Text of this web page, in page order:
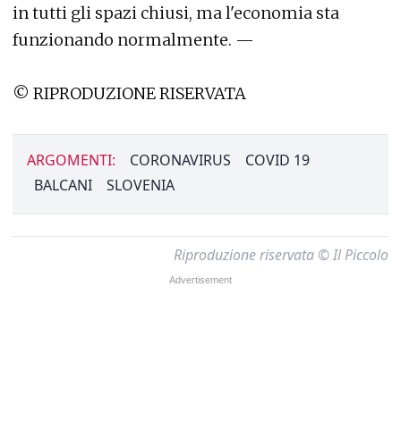
in tutti gli spazi chiusi, ma l'economia sta
funzionando normalmente. —
© RIPRODUZIONE RISERVATA
ARGOMENTI: CORONAVIRUS
COVID 19
BALCANI
SLOVENIA
Riproduzione riservata © Il Piccolo